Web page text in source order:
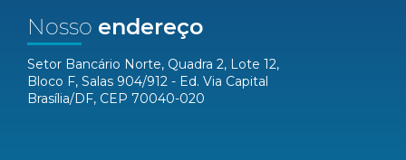
Nosso endereço
Setor Bancário Norte, Quadra 2, Lote 12,
Bloco F, Salas 904/912 - Ed. Via Capital
Brasília/DF, CEP 70040-020